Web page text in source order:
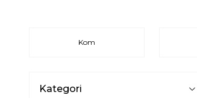
Kom
Kategori